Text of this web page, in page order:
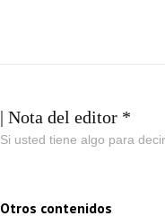
| Nota del editor *
Si usted tiene algo para
Otros contenidos